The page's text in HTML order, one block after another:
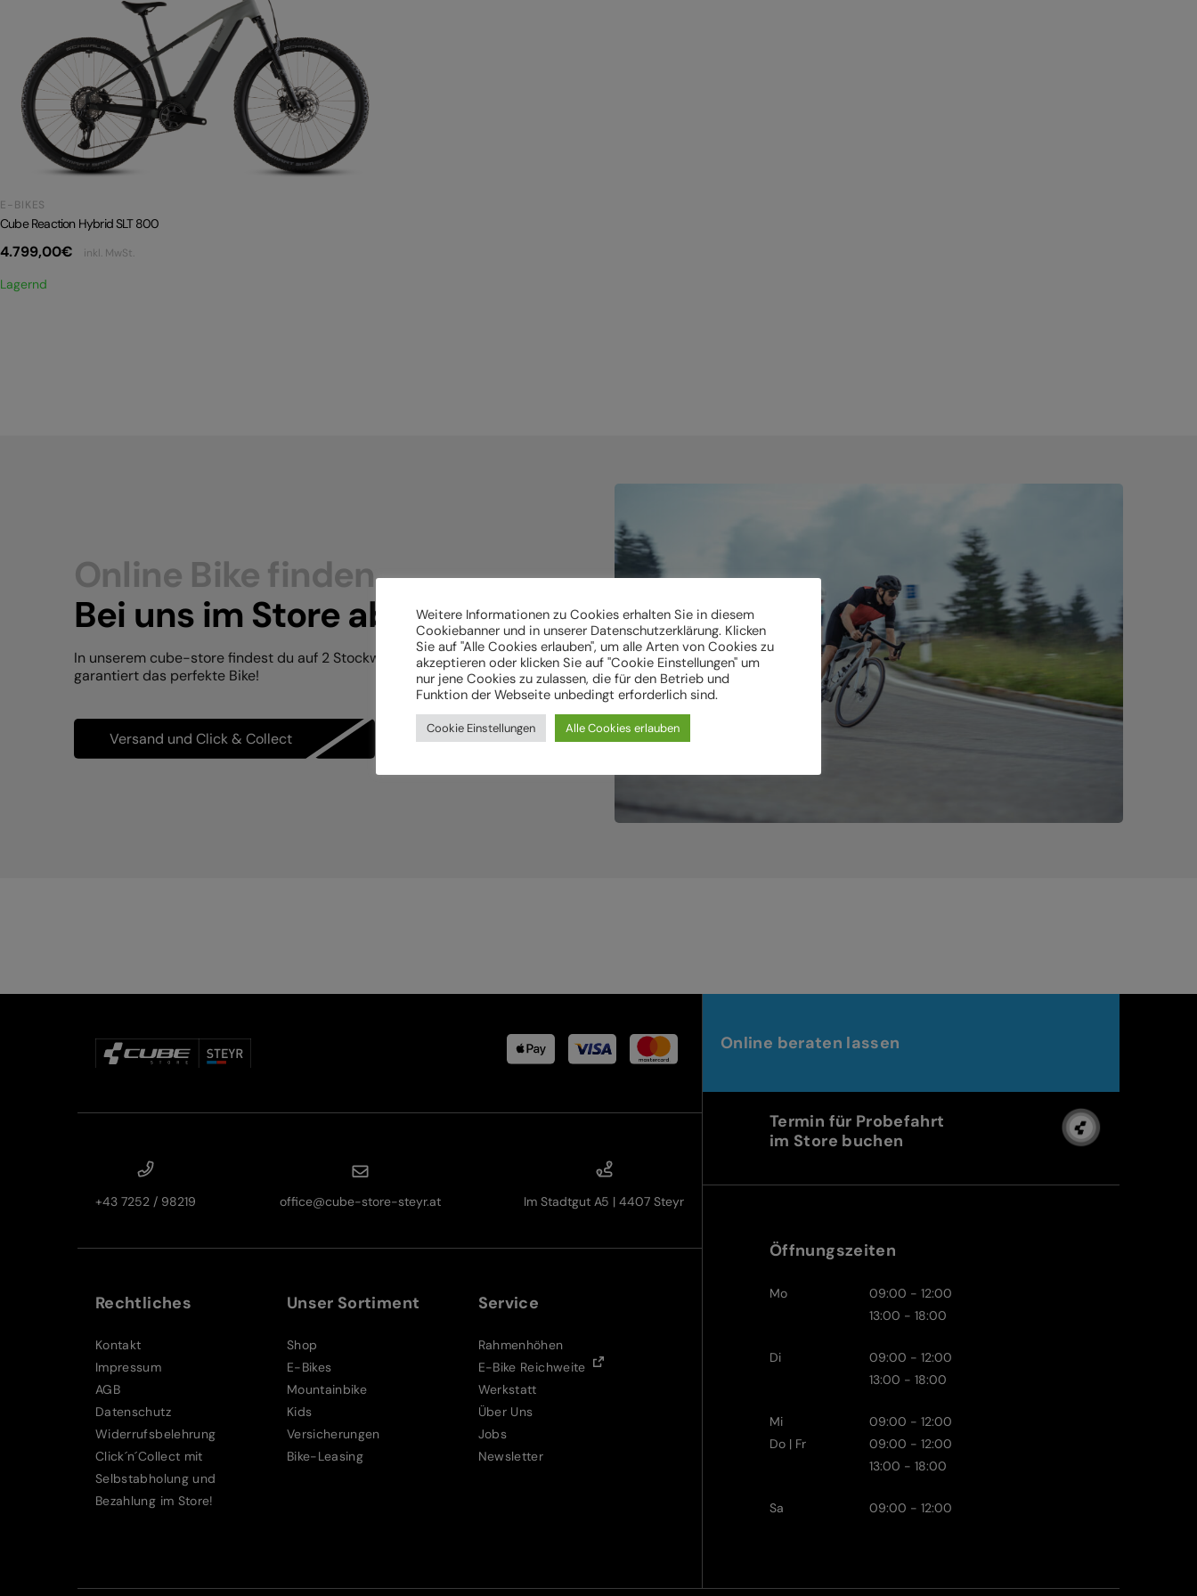
E-BIKES
Cube Reaction Hybrid SLT 800
4.799,00€ inkl. MwSt.
Lagernd
Online Bike finden.
Bei uns im Store abholen.
In unserem cube-store findest du auf 2 Stockwerken
garantiert das perfekte Bike!
Versand und Click & Collect
+43 7252 / 98219 office@cube-store-steyr.at Im Stadtgut A5 | 4407 Steyr
Rechtliches
Kontakt
Impressum
AGB
Datenschutz
Widerrufsbelehrung
Click´n´Collect mit
Selbstabholung und
Bezahlung im Store!
Unser Sortiment
Shop
E-Bikes
Mountainbike
Kids
Versicherungen
Bike-Leasing
Service
Rahmenhöhen
E-Bike Reichweite
Werkstatt
Über Uns
Jobs
Newsletter
Online beraten lassen
Termin für Probefahrt
im Store buchen
Öffnungszeiten
Mo
09:00 - 12:00
13:00 - 18:00
Di
09:00 - 12:00
13:00 - 18:00
Mi
09:00 - 12:00
Do | Fr
09:00 - 12:00
13:00 - 18:00
Sa 09:00 - 12:00
Weitere Informationen zu Cookies erhalten Sie in diesem
Cookiebanner und in unserer Datenschutzerklärung. Klicken
Sie auf "Alle Cookies erlauben", um alle Arten von Cookies zu
akzeptieren oder klicken Sie auf "Cookie Einstellungen" um
nur jene Cookies zu zulassen, die für den Betrieb und
Funktion der Webseite unbedingt erforderlich sind.
Cookie Einstellungen Alle Cookies erlauben